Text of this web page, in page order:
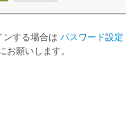
ンする場合は パスワード設定
お願いします。